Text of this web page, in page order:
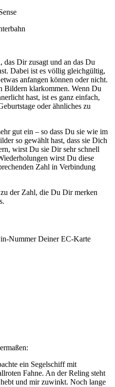
Dir zusagt und an das Du
Dabei ist es völlig gleichgültig,
anfangen können oder nicht.
Bildern klarkommen. Wenn Du
hast, ist es ganz einfach,
oder ähnliches zu
gut ein – so dass Du sie wie im
so gewählt hast, dass sie Dich
wirst Du sie Dir sehr schnell
wirst Du diese
Zahl in Verbindung
der Zahl, die Du Dir merken
Nummer Deiner EC-Karte
ein Segelschiff mit
Fahne. An der Reling steht
und mir zuwinkt. Noch lange